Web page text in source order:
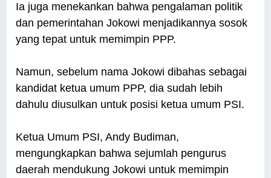
Ia juga menekankan bahwa pengalaman politik
dan pemerintahan Jokowi menjadikannya sosok
yang tepat untuk memimpin PPP.
Namun, sebelum nama Jokowi dibahas sebagai
kandidat ketua umum PPP, dia sudah lebih
dahulu diusulkan untuk posisi ketua umum PSI.
Ketua Umum PSI, Andy Budiman,
mengungkapkan bahwa sejumlah pengurus
daerah mendukung Jokowi untuk memimpin